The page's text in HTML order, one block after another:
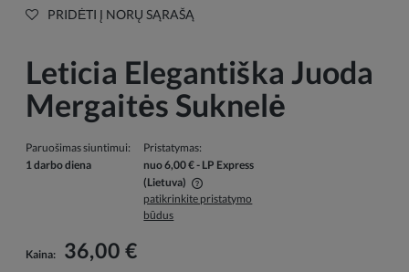
PRIDĖTI Į NORŲ SĄRAŠĄ
Leticia Elegantiška Juoda
Mergaitės Suknelė
Paruošimas siuntimui:
1 darbo diena
Pristatymas:
nuo 6,00 €- LP Express
(Lietuva)
Į kainą neįskaičiuotos galimos mokėjimo išlaidos
patikrinkite pristatymo
būdus
Kaina: 36,00 €